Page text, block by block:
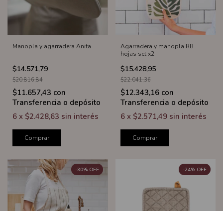
Manopla y agarradera Anita
$14.571,79
$20.816,84
$11.657,43 con
Transferencia o depósito
6 x $2.428,63 sin interés
Comprar
Agarradera y manopla RB
hojas set x2
$15.428,95
$22.041,36
$12.343,16 con
Transferencia o depósito
6 x $2.571,49 sin interés
Comprar
-30% OFF -24% OFF